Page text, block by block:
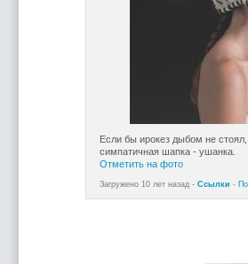
Если бы ирокез дыбом не
симпатичная шапка - ушанка.
Отметить на фото
Загружено 10 лет назад - Ссылки -